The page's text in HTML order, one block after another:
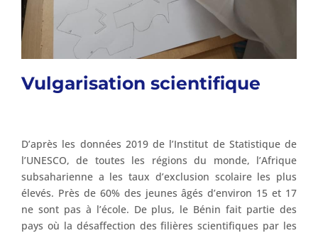
Vulgarisation scientifique
D’après les données 2019 de l’Institut de Statistique de
l’UNESCO, de toutes les régions du monde, l’Afrique
subsaharienne a les taux d’exclusion scolaire les plus
élevés. Près de 60% des jeunes âgés d’environ 15 et 17
ne sont pas à l’école. De plus, le Bénin fait partie des
pays où la désaffection des filières scientifiques par les